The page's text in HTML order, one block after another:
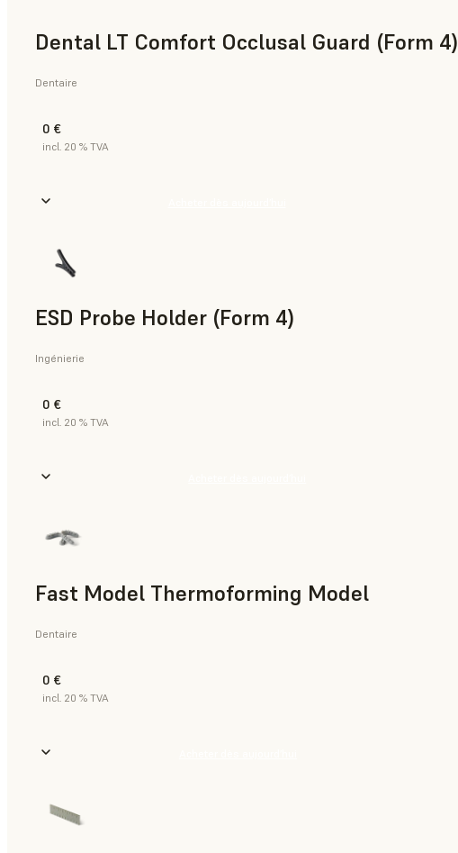
Dental LT Comfort Occlusal Guard (Form 4)
Dentaire
0 €
incl. 20 % TVA
ESD Probe Holder (Form 4)
Ingénierie
0 €
incl. 20 % TVA
Fast Model Thermoforming Model
Dentaire
0 €
incl. 20 % TVA